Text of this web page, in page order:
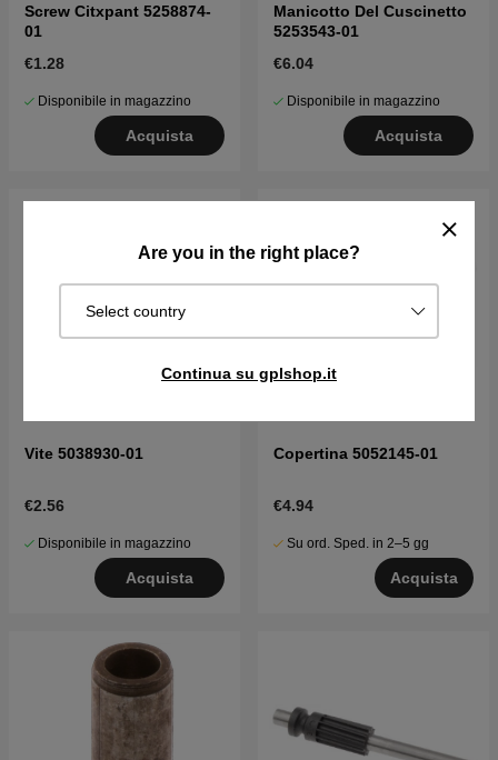
Are you in the right place?
Select country
Continua su gplshop.it
Screw Citxpant 5258874-
01
€1.28
Disponibile in magazzino
Acquista
Manicotto Del Cuscinetto
5253543-01
€6.04
Disponibile in magazzino
Acquista
Vite 5038930-01
€2.56
Disponibile in magazzino
Acquista
Copertina 5052145-01
€4.94
Su ord. Sped. in 2–5 gg
Acquista